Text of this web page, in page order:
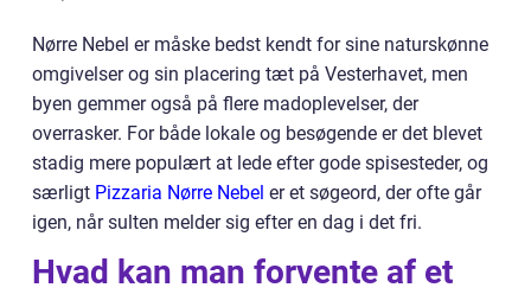
Nørre Nebel er måske bedst kendt for sine naturskønne
omgivelser og sin placering tæt på Vesterhavet, men
byen gemmer også på flere madoplevelser, der
overrasker. For både lokale og besøgende er det blevet
stadig mere populært at lede efter gode spisesteder, og
særligt Pizzaria Nørre Nebel er et søgeord, der ofte går
igen, når sulten melder sig efter en dag i det fri.
Hvad kan man forvente af et